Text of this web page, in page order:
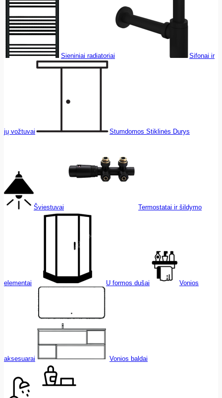
Sieniniai radiatoriai Sifonai ir
jų vožtuvai Stumdomos Stiklinės Durys
Šviestuvai Termostatai ir šildymo
elementai U formos dušai Vonios
aksesuarai Vonios baldai